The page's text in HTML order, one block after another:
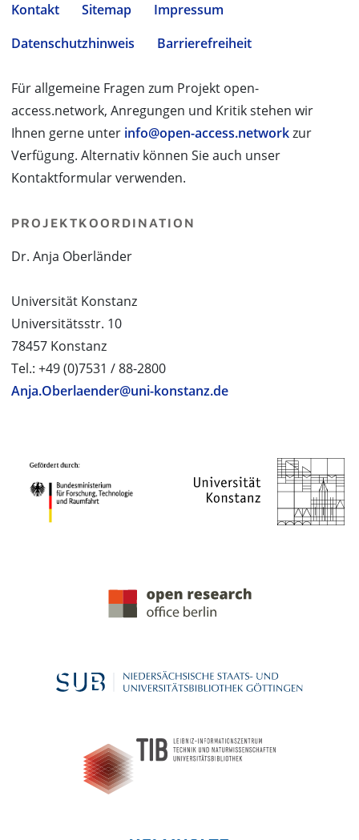
Kontakt Sitemap
Impressum
Datenschutzhinweis
Barrierefreiheit
Für allgemeine Fragen zum Projekt open-
access.network, Anregungen und Kritik stehen wir
Ihnen gerne unter info@open-access.networkzur
Verfügung. Alternativ können Sie auch unser
Kontaktformular verwenden.
PROJEKTKOORDINATION
Dr. Anja Oberländer
Universität Konstanz
Universitätsstr. 10
78457 Konstanz
Tel.: +49 (0)7531 / 88-2800
Anja.Oberlaender@uni-konstanz.de